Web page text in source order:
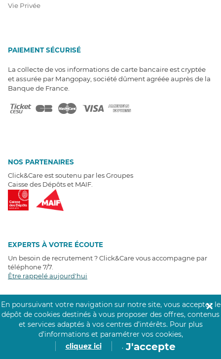
Vie Privée
PAIEMENT SÉCURISÉ
La collecte de vos informations de carte bancaire est cryptée
et assurée par Mangopay, société dûment agréée auprès de la
Banque de France.
NOS PARTENAIRES
Click&Care est soutenu par les Groupes
Caisse des Dépôts et MAIF.
EXPERTS À VOTRE ÉCOUTE
Un besoin de recrutement ? Click&Care vous accompagne par
téléphone 7/7
Être rappelé aujourd'hui
T ÉMOIGNAGES CLIENTS
4,6/5
Avis clients récoltés sur
Google
En poursuivant votre navigation sur notre site, vous acceptez le
dépôt de cookies destinés à vous proposer des offres, contenus
et services adaptés à vos centres d’intérêts. Pour plus
d’informations et paramétrer vos cookies,
cliquez ici
. J'accepte
✕